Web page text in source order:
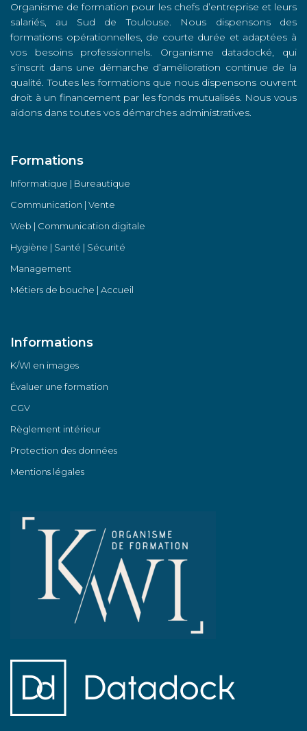
Organisme de formation pour les chefs d’entreprise et leurs
salariés, au Sud de Toulouse. Nous dispensons des
formations opérationnelles, de courte durée et adaptées à
vos besoins professionnels. Organisme datadocké, qui
s’inscrit dans une démarche d’amélioration continue de la
qualité. Toutes les formations que nous dispensons ouvrent
droit à un financement par les fonds mutualisés. Nous vous
aidons dans toutes vos démarches administratives.
Formations
Informatique | Bureautique
Communication | Vente
Web | Communication digitale
Hygiène | Santé | Sécurité
Management
Métiers de bouche | Accueil
Informations
K/WI en images
Évaluer une formation
CGV
Règlement intérieur
Protection des données
Mentions légales